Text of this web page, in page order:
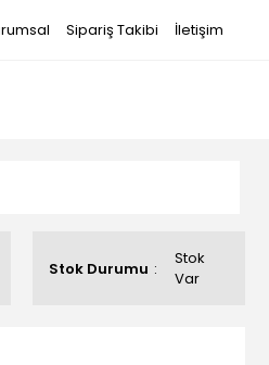
Sipariş Takibi İletişim
Stok Durumu
Stok
Var